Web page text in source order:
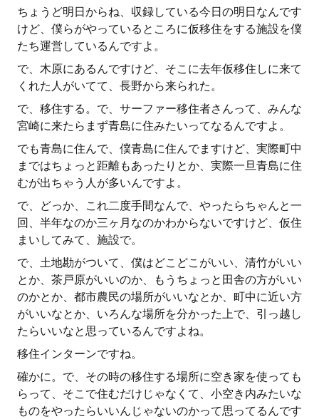
ちょうど明日からね、収録している今日の明日なんです
けど、僕らがやっているところに仮移住をする施設を僕
たち運営しているんですよ。
で、木原にあるんですけど、そこに去年仮移住しに来て
くれた人がいてて、長野から来られた。
で、移住する。で、サーファー移住者さんって、みんな
宮崎に来たらまず青島に住みたいってなるんですよ。
でも青島に住んで、僕青島に住んでますけど、実際町中
まではちょっと距離もあったりとか、実際一旦青島に住
むが出ちゃう人が多いんですよ。
で、どっか、これ二度手間なんで、やったらちゃんと一
回、半年なのか三ヶ月なのかわからないですけど、仮住
まいしてみて、施設で。
で、土地勘がついて、僕はどこどこがいい、清竹がいい
とか、茶戸原がいいのか、もうちょっと田舎の方がいい
のかとか、都市農民の場所がいいなとか、町中に近い方
がいいなとか、いろんな場所を分かった上で、引っ越し
たらいいなと思っているんですよね。
移住インターンですね。
確かに。で、その時の移住する場所に空き家を使っても
らって、そこで住むだけじゃなくて、小空き内みたいな
ものをやったらいいんじゃないのかって思ってるんです